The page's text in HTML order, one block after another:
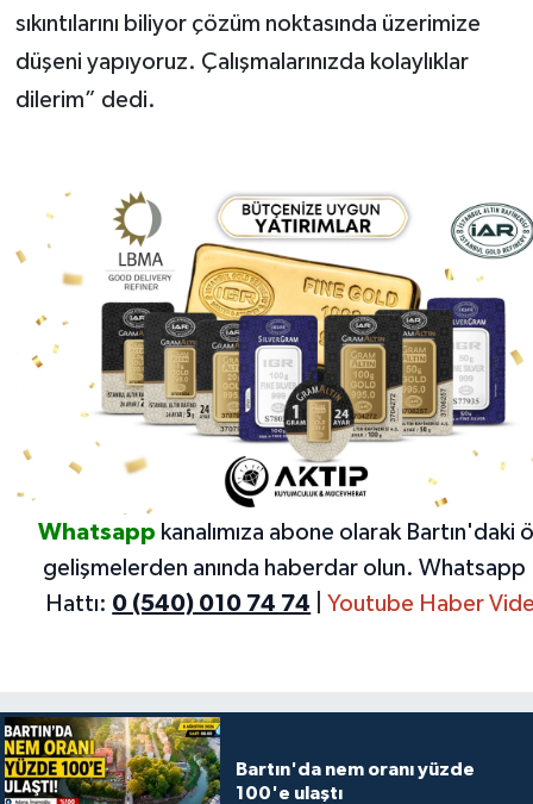
sıkıntılarını biliyor çözüm noktasında üzerimize
düşeni yapıyoruz. Çalışmalarınızda kolaylıklar
dilerim” dedi.
Whatsapp kanalımıza abone olarak Bartın'daki
gelişmelerden anında haberdar olun. Whatsapp
Hattı: 0 (540) 010 74 74 Youtube Haber
Bartın'da nem oranı yüzde
100'e ulaştı